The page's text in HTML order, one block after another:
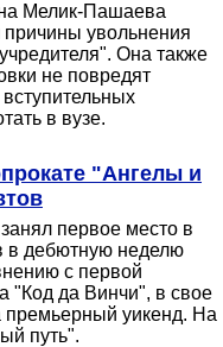
Мелик-Пашаева
увольнения
Она также
не повредят
в вузе.
"Ангелы и
первое место в
в дебютную неделю
с первой
"Код да Винчи", в свое
уикенд. На
путь".